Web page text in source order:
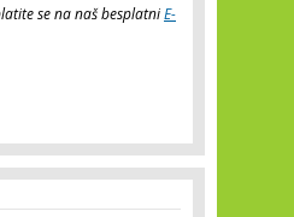
se na naš besplatniE-